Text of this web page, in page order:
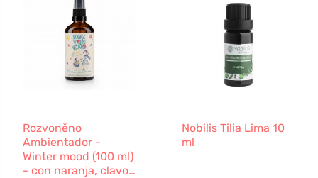
Rozvoněno
Ambientador -
Winter mood (100 ml)
- con naranja, clavo
Nobilis Tilia Lima 10
ml